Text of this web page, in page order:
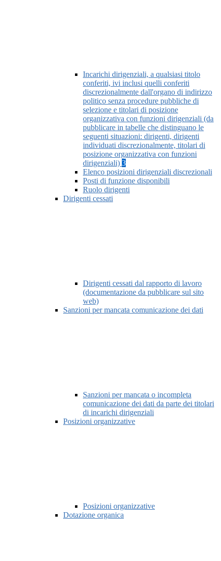
Incarichi dirigenziali, a qualsiasi titolo
conferiti, ivi inclusi quelli conferiti
discrezionalmente dall'organo di indirizzo
politico senza procedure pubbliche di
selezione e titolari di posizione
organizzativa con funzioni dirigenziali (da
pubblicare in tabelle che distinguano le
seguenti situazioni: dirigenti, dirigenti
individuati discrezionalmente, titolari di
posizione organizzativa con funzioni
dirigenziali) 3
Elenco posizioni dirigenziali discrezionali
Posti di funzione disponibili
Ruolo dirigenti
Dirigenti cessati
Dirigenti cessati dal rapporto di lavoro
(documentazione da pubblicare sul sito
web)
Sanzioni per mancata comunicazione dei dati
Sanzioni per mancata o incompleta
comunicazione dei dati da parte dei titolari
di incarichi dirigenziali
Posizioni organizzative
Posizioni organizzative
Dotazione organica